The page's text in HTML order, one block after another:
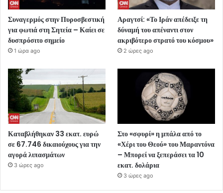
Συναγερμός στην Πυροσβεστική
για φωτιά στη Σητεία – Καίει σε
δυσπρόσιτο σημείο
1 ώρα ago
Αραγτσί: «Το Ιράν απέδειξε τη
δύναμή του απέναντι στον
ακριβότερο στρατό του κόσμου»
2 ώρες ago
Καταβλήθηκαν 33 εκατ. ευρώ
σε 67.746 δικαιούχους για την
αγορά λιπασμάτων
3 ώρες ago
Στο «σφυρί» η μπάλα από το
«Χέρι του Θεού» του Μαραντόνα
– Μπορεί να ξεπεράσει τα 10
εκατ. δολάρια
3 ώρες ago